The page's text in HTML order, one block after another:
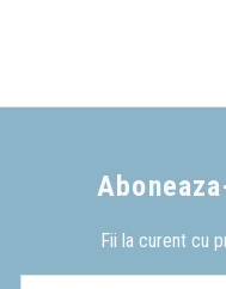
Fii la curent cu